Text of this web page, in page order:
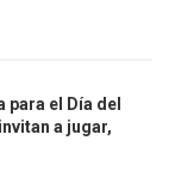
el Día del
a jugar,